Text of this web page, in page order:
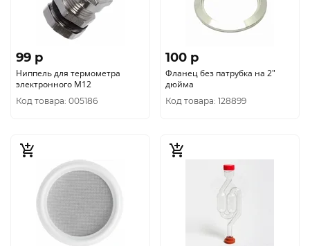
99 p
Ниппель для термометра
электронного М12
Код товара: 005186
100 p
Фланец без патрубка на 2"
дюйма
Код товара: 128899